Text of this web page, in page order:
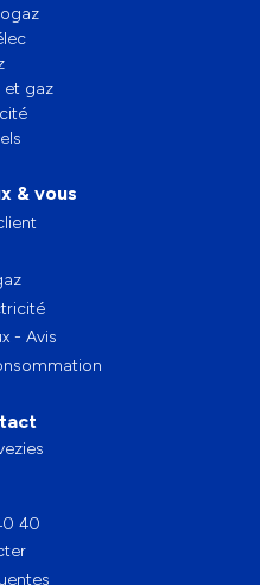
et gaz
& vous
- Avis
40